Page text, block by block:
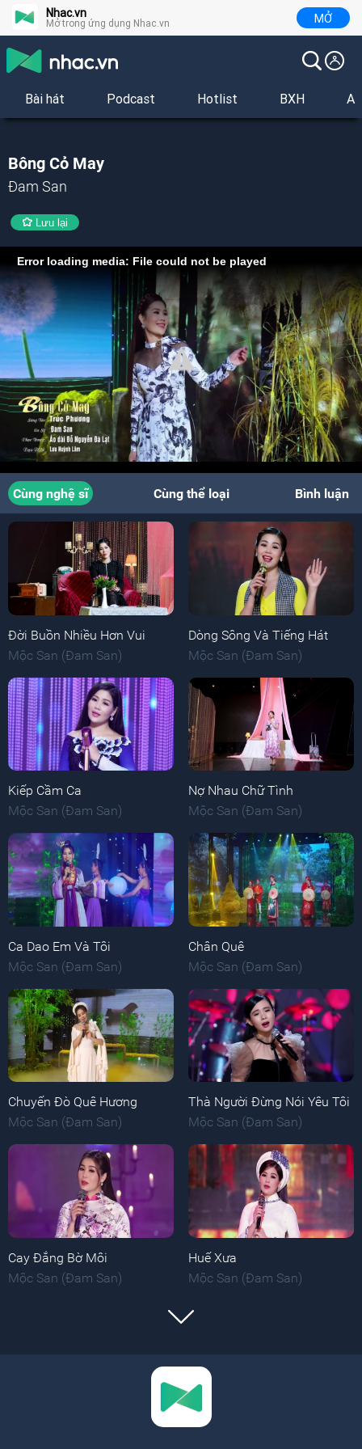
Nhac.vn
Mở trong ứng dụng Nhac.vn MỞ
Bài hát Podcast Hotlist BXH
Bông Cỏ May
Đam San
Lưu lại
Error loading media: File could not be played
Cùng nghệ sĩ Cùng thể loại Bình luận
Đời Buồn Nhiều Hơn Vui
Mộc San (Đam San)
Dòng Sông Và Tiếng Hát
Mộc San (Đam San)
Kiếp Cầm Ca
Mộc San (Đam San)
Nợ Nhau Chữ Tình
Mộc San (Đam San)
Ca Dao Em Và Tôi
Mộc San (Đam San)
Chân Quê
Mộc San (Đam San)
Chuyến Đò Quê Hương
Mộc San (Đam San)
Thà Người Đừng Nói Yêu Tôi
Mộc San (Đam San)
Cay Đắng Bờ Môi
Mộc San (Đam San)
Huế Xưa
Mộc San (Đam San)